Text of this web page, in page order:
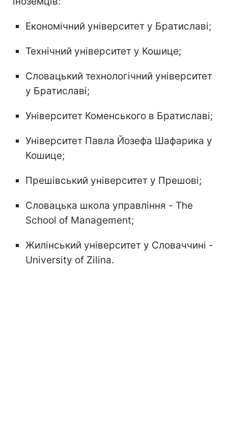
Економічний університет у Братиславі;
Технічний університет у Кошице;
Словацький технологічний університет
у Братиславі;
Університет Коменського в Братиславі;
Університет Павла Йозефа Шафарика у
Кошице;
Прешівський університет у Прешові;
Словацька школа управління - The
School of Management;
Жилінський університет у Словаччині -
University of Zilina.